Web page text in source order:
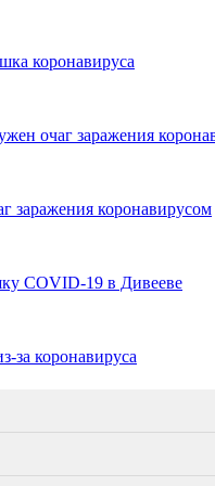
коронавируса
очаг заражения
заражения коронавирусом
COVID-19 в Дивееве
за коронавируса